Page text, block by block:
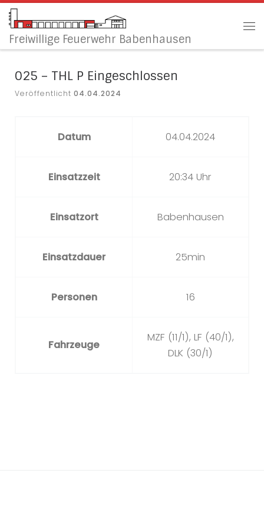
Zum Inhalt springen
Freiwillige Feuerwehr Babenhausen
025 – THL P Eingeschlossen
Veröffentlicht 04.04.2024
Datum 04.04.2024
Einsatzzeit 20:34 Uhr
Einsatzort Babenhausen
Einsatzdauer 25min
Personen 16
Fahrzeuge
MZF (11/1), LF (40/1),
DLK (30/1)